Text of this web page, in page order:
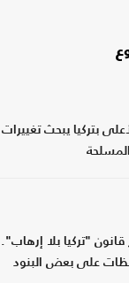
بتركيا يبحث تغييرات
قانون "تركيا بلا إرهاب"..
على بعض البنود